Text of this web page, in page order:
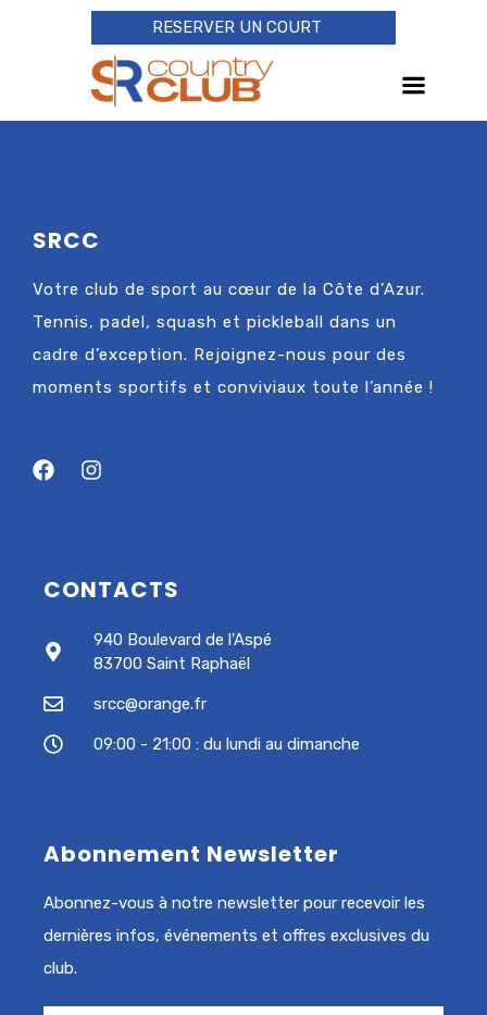
RESERVER UN COURT
SRCC
Votre club de sport au cœur de la Côte d’Azur.
Tennis, padel, squash et pickleball dans un
cadre d’exception. Rejoignez-nous pour des
moments sportifs et conviviaux toute l’année !
CONTACTS
940 Boulevard de l'Aspé
83700 Saint Raphaël
srcc@orange.fr
09:00 - 21:00 : du lundi au dimanche
Abonnement Newsletter
Abonnez-vous à notre newsletter pour recevoir les
dernières infos, événements et offres exclusives du
club.